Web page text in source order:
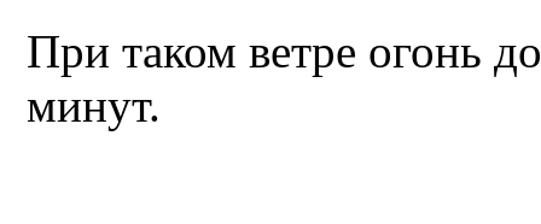
При таком ветре огонь
минут.